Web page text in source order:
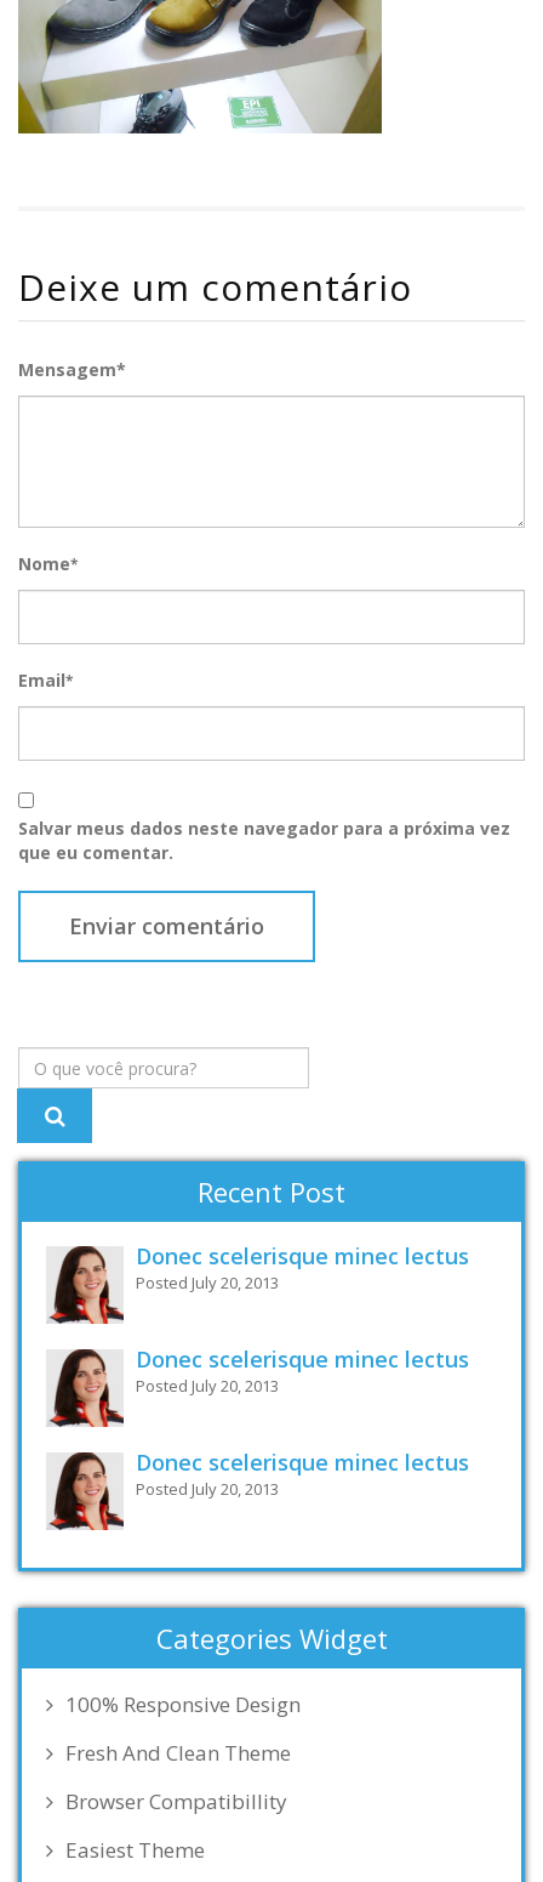
Deixe um comentário
Mensagem*
Nome*
Email*
Salvar meus dados neste navegador para a próxima vez
que eu comentar.
Recent Post
Donec scelerisque minec lectus
Posted July 20, 2013
Donec scelerisque minec lectus
Posted July 20, 2013
Donec scelerisque minec lectus
Posted July 20, 2013
Categories Widget
100% Responsive Design
Fresh And Clean Theme
Browser Compatibillity
Easiest Theme